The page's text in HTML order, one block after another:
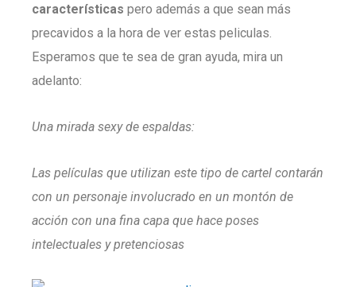
características pero además a que sean más
precavidos a la hora de ver estas peliculas.
Esperamos que te sea de gran ayuda, mira un
adelanto:
Una mirada sexy de espaldas:
Las películas que utilizan este tipo de cartel contarán
con un personaje involucrado en un montón de
acción con una fina capa que hace poses
intelectuales y pretenciosas